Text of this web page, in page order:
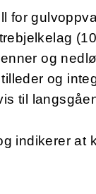
for
og
og
til
indikerer at